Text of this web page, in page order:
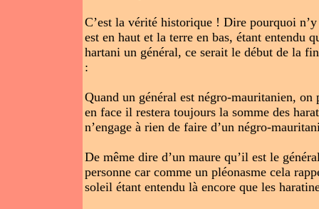
C’est la vérité historique ! Dire pourquoi
est en haut et la terre en bas, étant entendu
hartani un général, ce serait le début de la
:
Quand un général est négro-mauritanien,
en face il restera toujours la somme des
n’engage à rien de faire d’un négro-
De même dire d’un maure qu’il est le
personne car comme un pléonasme cela
soleil étant entendu là encore que les